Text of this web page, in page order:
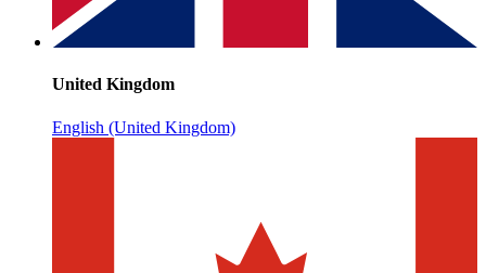
United Kingdom
English (United Kingdom)